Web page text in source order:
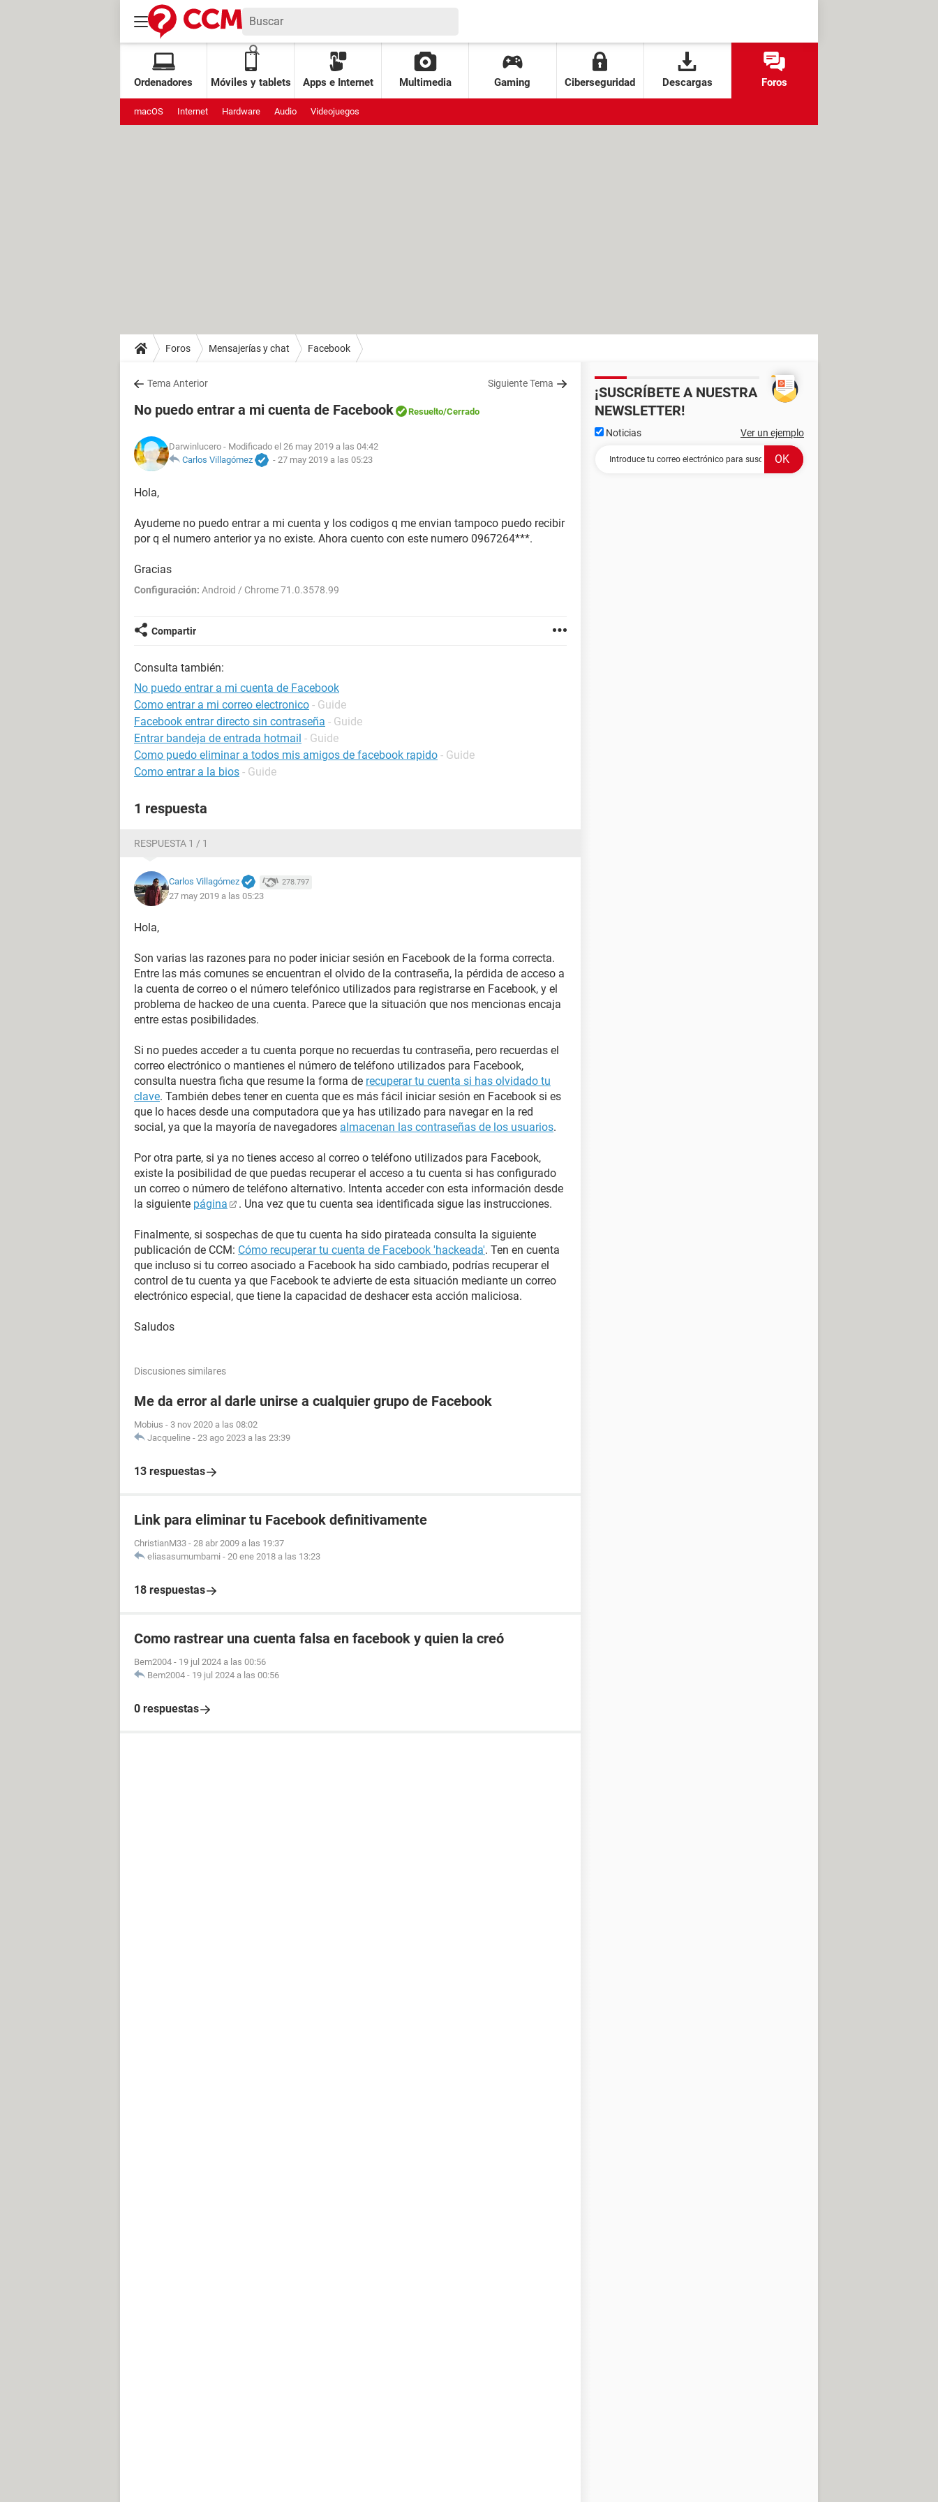
Ordenadores Móviles y tablets Apps e Internet Multimedia Gaming Ciberseguridad Descargas Foros
macOS Internet Hardware Audio Videojuegos
Foros Mensajerías y chat Facebook
Tema Anterior Siguiente Tema
No puedo entrar a mi cuenta de Facebook Resuelto/Cerrado
Darwinlucero - Modificado el 26 may 2019 a las 04:42
Carlos Villagómez
- 27 may 2019 a las 05:23
Hola,
Ayudeme no puedo entrar a mi cuenta y los codigos q me envian tampoco puedo recibir
por q el numero anterior ya no existe. Ahora cuento con este numero 0967264***.
Gracias
Configuración: Android / Chrome 71.0.3578.99
Compartir
Consulta también:
No puedo entrar a mi cuenta de Facebook
Como entrar a mi correo electronico - Guide
Facebook entrar directo sin contraseña - Guide
Entrar bandeja de entrada hotmail - Guide
Como puedo eliminar a todos mis amigos de facebook rapido - Guide
Como entrar a la bios - Guide
1 respuesta
RESPUESTA 1 / 1
Carlos Villagómez 278.797
27 may 2019 a las 05:23
Hola,
Son varias las razones para no poder iniciar sesión en Facebook de la forma correcta.
Entre las más comunes se encuentran el olvido de la contraseña, la pérdida de acceso a
la cuenta de correo o el número telefónico utilizados para registrarse en Facebook, y el
problema de hackeo de una cuenta. Parece que la situación que nos mencionas encaja
entre estas posibilidades.
Si no puedes acceder a tu cuenta porque no recuerdas tu contraseña, pero recuerdas el
correo electrónico o mantienes el número de teléfono utilizados para Facebook,
consulta nuestra ficha que resume la forma de recuperar tu cuenta si has olvidado tu
clave. También debes tener en cuenta que es más fácil iniciar sesión en Facebook si es
que lo haces desde una computadora que ya has utilizado para navegar en la red
social, ya que la mayoría de navegadores almacenan las contraseñas de los usuarios.
Por otra parte, si ya no tienes acceso al correo o teléfono utilizados para Facebook,
existe la posibilidad de que puedas recuperar el acceso a tu cuenta si has configurado
un correo o número de teléfono alternativo. Intenta acceder con esta información desde
la siguiente página . Una vez que tu cuenta sea identificada sigue las instrucciones.
Finalmente, si sospechas de que tu cuenta ha sido pirateada consulta la siguiente
publicación de CCM: Cómo recuperar tu cuenta de Facebook 'hackeada'. Ten en cuenta
que incluso si tu correo asociado a Facebook ha sido cambiado, podrías recuperar el
control de tu cuenta ya que Facebook te advierte de esta situación mediante un correo
electrónico especial, que tiene la capacidad de deshacer esta acción maliciosa.
Saludos
Discusiones similares
Me da error al darle unirse a cualquier grupo de Facebook
Mobius - 3 nov 2020 a las 08:02
Jacqueline - 23 ago 2023 a las 23:39
13 respuestas
Link para eliminar tu Facebook definitivamente
ChristianM33 - 28 abr 2009 a las 19:37
eliasasumumbami - 20 ene 2018 a las 13:23
18 respuestas
Como rastrear una cuenta falsa en facebook y quien la creó
Bem2004 - 19 jul 2024 a las 00:56
Bem2004 - 19 jul 2024 a las 00:56
0 respuestas
¡SUSCRÍBETE A NUESTRA
NEWSLETTER!
Noticias Ver un ejemplo